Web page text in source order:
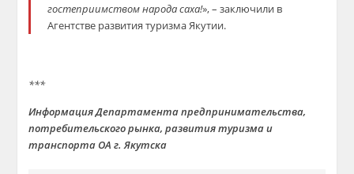
гостеприимством народа саха!», – заключили в
Агентстве развития туризма Якутии.
***
Информация Департамента предпринимательства,
потребительского рынка, развития туризма и
транспорта ОА г. Якутска